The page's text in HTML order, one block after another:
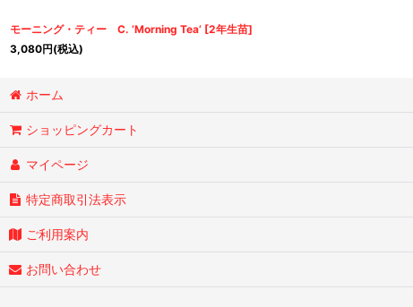
モーニング・ティー C. ’Morning Tea’ [2年生苗]
3,080円(税込)
ホーム
ショッピングカート
マイページ
特定商取引法表示
ご利用案内
お問い合わせ